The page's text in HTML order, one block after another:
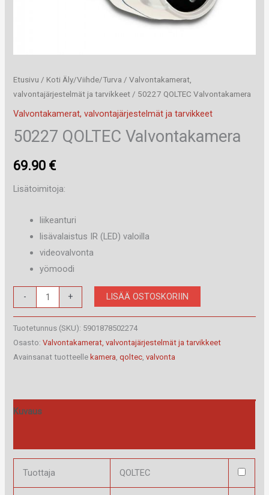
Etusivu / Koti Äly/Viihde/Turva /Valvontakamerat,
valvontajärjestelmät ja tarvikkeet / 50227 QOLTEC Valvontakamera
Valvontakamerat, valvontajärjestelmät ja tarvikkeet
50227 QOLTEC Valvontakamera
69.90 €
Lisätoimitoja:
liikeanturi
lisävalaistus IR (LED) valoilla
videovalvonta
yömoodi
-
QOLTEC
Valvontakamera
määrä
+ LISÄÄ OSTOSKORIIN
Tuotetunnus (SKU): 5901878502274
Osasto:Valvontakamerat, valvontajärjestelmät ja tarvikkeet
Avainsanat tuotteelle kamera ,qoltec ,valvonta
Kuvaus
Tuottaja QOLTEC